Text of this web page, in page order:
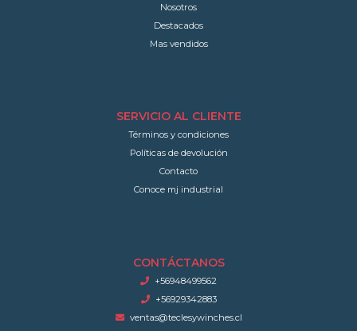
Nosotros
Destacados
Mas vendidos
SERVICIO AL CLIENTE
Términos y condiciones
Políticas de devolución
Contacto
Conoce mj industrial
CONTÁCTANOS
+56948499562
+56929342883
ventas@teclesywinches.cl